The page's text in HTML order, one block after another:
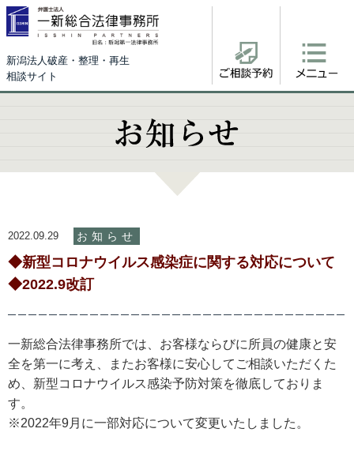
新潟法人破産・整理・再生
相談サイト
2022.09.29 お知らせ
◆新型コロナウイルス感染症に関する対応について
◆2022.9改訂
一新総合法律事務所では、お客様ならびに所員の健康と安
全を第一に考え、またお客様に安心してご相談いただくた
め、新型コロナウイルス感染予防対策を徹底しておりま
す。
※2022年9月に一部対応について変更いたしました。